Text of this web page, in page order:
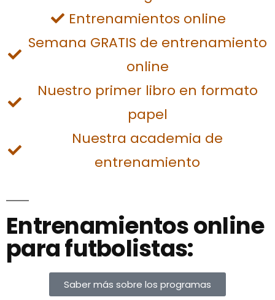
Entrenamientos online
Semana GRATIS de entrenamiento
online
Nuestro primer libro en formato
papel
Nuestra academia de
entrenamiento
Entrenamientos online
para futbolistas:
Saber más sobre los programas